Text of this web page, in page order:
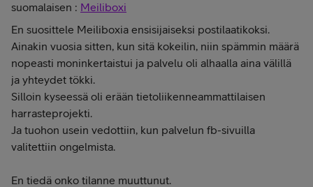
suomalaisen : Meiliboxi
En suosittele Meiliboxia ensisijaiseksi postilaatikoksi.
Ainakin vuosia sitten, kun sitä kokeilin, niin spämmin määrä
nopeasti moninkertaistui ja palvelu oli alhaalla aina välillä
ja yhteydet tökki.
Silloin kyseessä oli erään tietoliikenneammattilaisen
harrasteprojekti.
Ja tuohon usein vedottiin, kun palvelun fb-sivuilla
valitettiin ongelmista.
En tiedä onko tilanne muuttunut.